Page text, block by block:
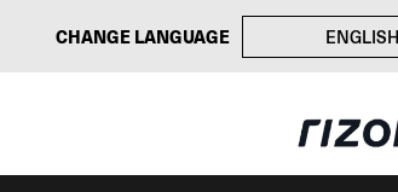
CHANGE LANGUAGE
ENGLISH